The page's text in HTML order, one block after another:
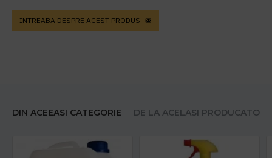
INTREABA DESPRE ACEST PRODUS
DIN ACEEASI CATEGORIE DE LA ACELASI PRODUCATOR